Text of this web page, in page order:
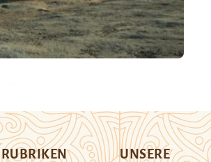
RUBRIKEN
UNSERE